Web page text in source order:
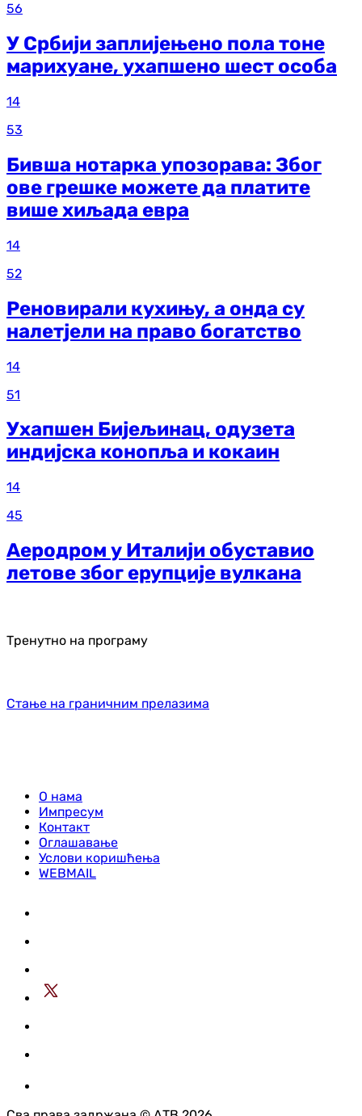
56
У Србији заплијењено пола тоне
марихуане, ухапшено шест особа
14
53
Бивша нотарка упозорава: Због
ове грешке можете да платите
више хиљада евра
14
52
Реновирали кухињу, а онда су
налетјели на право богатство
14
51
Ухапшен Бијељинац, одузета
индијска конопља и кокаин
14
45
Аеродром у Италији обуставио
летове због ерупције вулкана
Тренутно на програму
Стање на граничним прелазима
О нама
Импресум
Контакт
Оглашавање
Услови коришћења
WEBMAIL